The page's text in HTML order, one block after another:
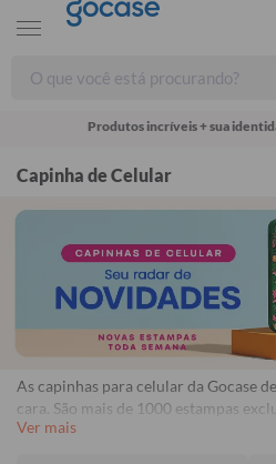
Produtos incríveis + sua
Capinha de Celular
As capinhas para celular da Gocase
cara. São mais de 1000 estampas
qualidade de impressão, garantindo
Ver mais